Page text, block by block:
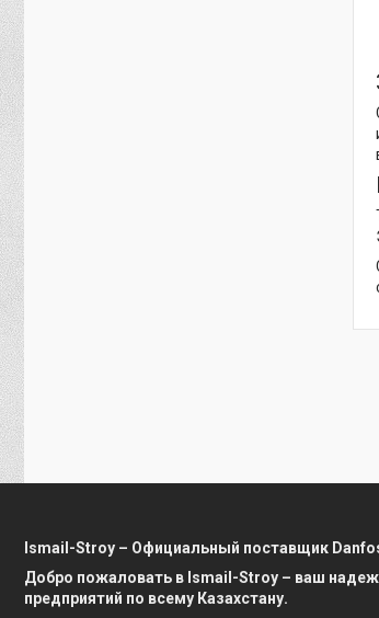
Ismail-Stroy – Официальный поставщик
Добро пожаловать в Ismail-Stroy – ваш
предприятий по всему Казахстану.